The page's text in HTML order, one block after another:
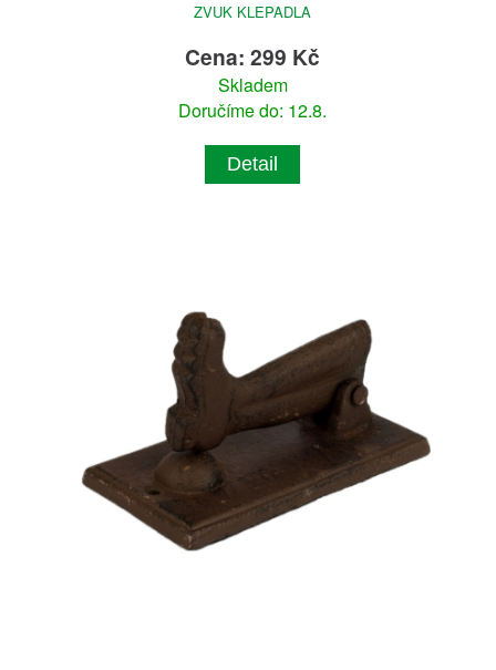
ZVUK KLEPADLA
Cena: 299 Kč
Skladem
Doručíme do: 12.8.
Detail